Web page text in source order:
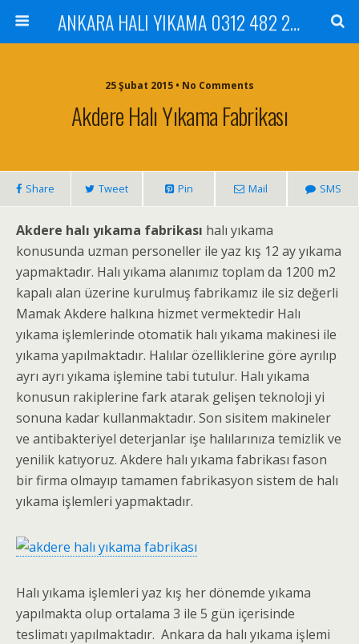
ANKARA HALI YIKAMA 0312 482 20 01 ÇİLEK HALI YIKAMA KOLTUK YIKAMA DİKMEN ÇANKAYA GÖLBAŞI MAMAK
25 Şubat 2015 • No Comments
Akdere Halı Yıkama Fabrikası
Share Tweet Pin Mail SMS
Akdere halı yıkama fabrikası halı yıkama
konusunda uzman personeller ile yaz kış 12 ay yıkama
yapmaktadır. Halı yıkama alanımız toplam da 1200 m2
kapalı alan üzerine kurulmuş fabrikamız ile siz değerli
Mamak Akdere halkına hizmet vermektedir Halı
yıkama işlemlerinde otomatik halı yıkama makinesi ile
yıkama yapılmaktadır. Halılar özelliklerine göre ayrılıp
ayrı ayrı yıkama işlemine tabi tutulur. Halı yıkama
konusun rakiplerine fark atarak gelişen teknoloji yi
sonuna kadar kullanmaktadır. Son sisitem makineler
ve antibakteriyel deterjanlar işe halılarınıza temizlik ve
yenilik katıyoruz. Akdere halı yıkama fabrikası fason
bir firma olmayıp tamamen fabrikasyon sistem de halı
yıkama işlemleri yapmaktadır.
Halı yıkama işlemleri yaz kış her dönemde yıkama
yapılmakta olup ortalama 3 ile 5 gün içerisinde
teslimatı yapılmaktadır. Ankara da halı yıkama işlemi